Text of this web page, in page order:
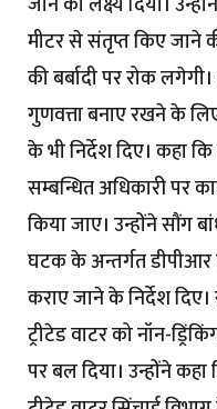
मीटर से संतृप्त किए जाने
की बर्बादी पर रोक
गुणवत्ता बनाए रखने के
के भी निर्देश दिए। कहा
सम्बन्धित अधिकारी पर
किया जाए। उन्होंने सौंग
घटक के अन्तर्गत
कराए जाने के निर्देश
ट्रीटेड वाटर को नॉन-
पर बल दिया। उन्होंने